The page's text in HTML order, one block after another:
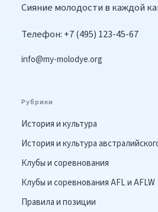
Сияние молодости в каждой
Телефон: +7 (495) 123-45-67
info@my-molodye.org
Рубрики
История и культура
История и культура
Клубы и соревнования
Клубы и соревнования AFL и AFLW
Правила и позиции